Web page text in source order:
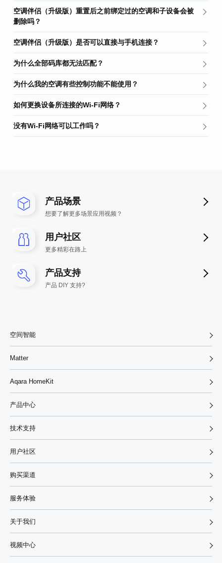
空调伴侣（升级版）重置后之前绑定过的空调和子设备会被
删除吗？
空调伴侣（升级版）是否可以直接与手机连接？
为什么全部码库都无法匹配？
为什么我的空调有些控制功能不能使用？
如何更换设备所连接的Wi-Fi网络？
没有Wi-Fi网络可以工作吗？
产品场景
想要了解更多场景应用视频？
用户社区
更多精彩在路上
产品支持
产品 DIY 支持?
空间智能
Matter
Aqara HomeKit
产品中心
技术支持
用户社区
购买渠道
服务体验
关于我们
视频中心